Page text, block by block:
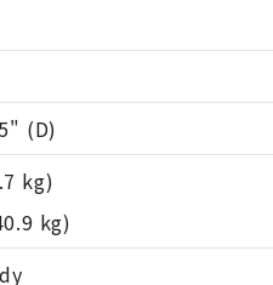
(D)
kg)
kg)